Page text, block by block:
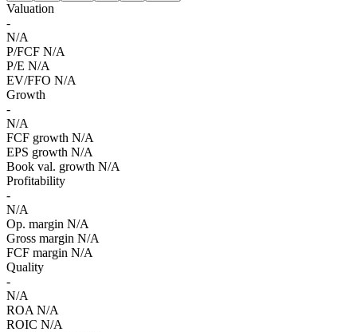
Valuation
-
N/A
P/FCF N/A
P/E N/A
EV/FFO N/A
Growth
-
N/A
FCF growth N/A
EPS growth N/A
Book val. growth N/A
Profitability
-
N/A
Op. margin N/A
Gross margin N/A
FCF margin N/A
Quality
-
N/A
ROA N/A
ROIC N/A